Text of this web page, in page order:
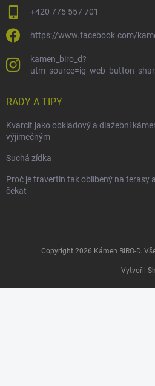
+420 775 557 701
https://www.facebook.com/
kamen_biro_d?
RADY A TIPY
Kvarcit jako obkladový a dlažební
výjimečným
Suchá zídka
Proč je travertin tak oblíbený na terasy
čekat
Vytvořil
Copyright 2026 Kámen BIRO-D.